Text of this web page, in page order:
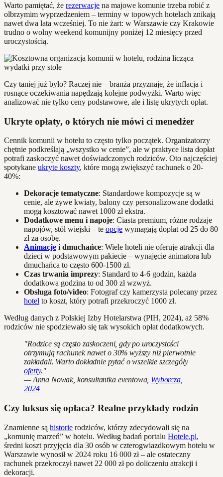
Warto pamiętać, że rezerwacje na majowe komunie trzeba robić z
olbrzymim wyprzedzeniem – terminy w topowych hotelach znikają
nawet dwa lata wcześniej. To nie żart: w Warszawie czy Krakowie
trudno o wolny weekend komunijny poniżej 12 miesięcy przed
uroczystością.
Czy taniej już było? Raczej nie – branża przyznaje, że inflacja i
rosnące oczekiwania napędzają kolejne podwyżki. Warto więc
analizować nie tylko ceny podstawowe, ale i listę ukrytych opłat.
Ukryte opłaty, o których nie mówi ci menedżer
Cennik komunii w hotelu to często tylko początek. Organizatorzy
chętnie podkreślają „wszystko w cenie”, ale w praktyce lista dopłat
potrafi zaskoczyć nawet doświadczonych rodziców. Oto najczęściej
spotykane ukryte koszty, które mogą zwiększyć rachunek o 20-
40%:
Dekoracje tematyczne: Standardowe kompozycje są w
cenie, ale żywe kwiaty, balony czy personalizowane dodatki
mogą kosztować nawet 1000 zł ekstra.
Dodatkowe menu i napoje: Ciasta premium, różne rodzaje
napojów, stół wiejski – te opcje wymagają dopłat od 25 do 80
zł za osobę.
Animacje i dmuchańce: Wiele hoteli nie oferuje atrakcji dla
dzieci w podstawowym pakiecie – wynajęcie animatora lub
dmuchańca to często 600-1500 zł.
Czas trwania imprezy: Standard to 4-6 godzin, każda
dodatkowa godzina to od 300 zł wzwyż.
Obsługa foto/video: Fotograf czy kamerzysta polecany przez
hotel to koszt, który potrafi przekroczyć 1000 zł.
Według danych z Polskiej Izby Hotelarstwa (PIH, 2024), aż 58%
rodziców nie spodziewało się tak wysokich opłat dodatkowych.
"Rodzice są często zaskoczeni, gdy po uroczystości
otrzymują rachunek nawet o 30% wyższy niż pierwotnie
zakładali. Warto dokładnie pytać o wszelkie szczegóły
oferty."
— Anna Nowak, konsultantka eventowa, Wyborcza,
2024
Czy luksus się opłaca? Realne przykłady rodzin
Znamienne są historie rodziców, którzy zdecydowali się na
„komunię marzeń” w hotelu. Według badań portalu Hotele.pl,
średni koszt przyjęcia dla 30 osób w czterogwiazdkowym hotelu w
Warszawie wynosił w 2024 roku 16 000 zł – ale ostateczny
rachunek przekroczył nawet 22 000 zł po doliczeniu atrakcji i
dekoracji.